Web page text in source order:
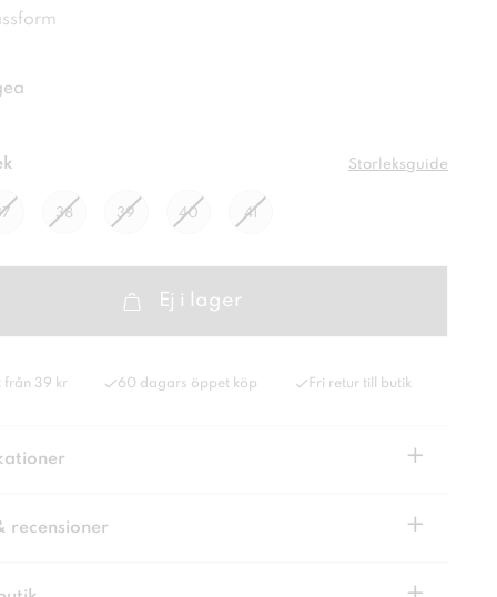
Storleksguide
38 39 40 41
Ej i lager
från 39 kr 60 dagars öppet köp Fri retur till butik
+
recensioner +